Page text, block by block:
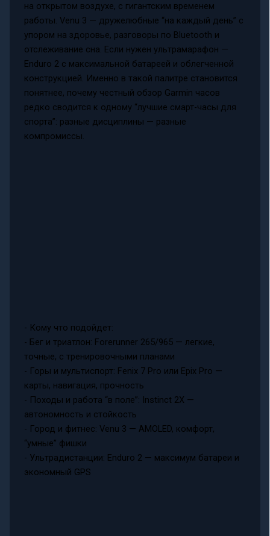
на открытом воздухе, с гигантским временем
работы. Venu 3 — дружелюбные “на каждый день” с
упором на здоровье, разговоры по Bluetooth и
отслеживание сна. Если нужен ультрамарафон —
Enduro 2 с максимальной батареей и облегченной
конструкцией. Именно в такой палитре становится
понятнее, почему честный обзор Garmin часов
редко сводится к одному “лучшие смарт-часы для
спорта”: разные дисциплины — разные
компромиссы.
- Кому что подойдет:
- Бег и триатлон: Forerunner 265/965 — легкие,
точные, с тренировочными планами
- Горы и мультиспорт: Fenix 7 Pro или Epix Pro —
карты, навигация, прочность
- Походы и работа “в поле”: Instinct 2X —
автономность и стойкость
- Город и фитнес: Venu 3 — AMOLED, комфорт,
“умные” фишки
- Ультрадистанции: Enduro 2 — максимум батареи и
экономный GPS